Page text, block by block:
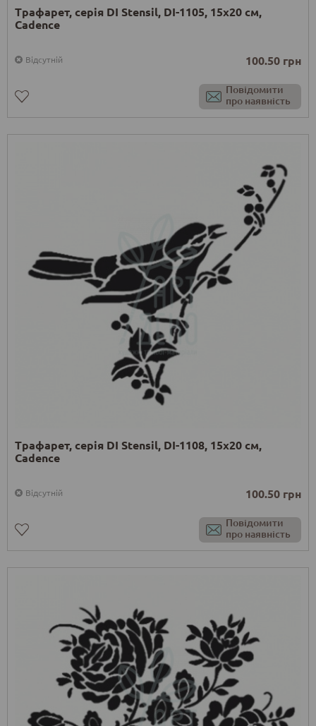
Трафарет, серія DI Stensil, DI-1105, 15х20 см,
Cadence
Відсутній 100.50 грн
Повідомити
про наявність
Трафарет, серія DI Stensil, DI-1108, 15х20 см,
Cadence
Відсутній 100.50 грн
Повідомити
про наявність